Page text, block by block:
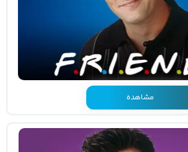
مشاهده